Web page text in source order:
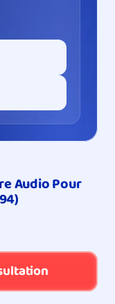
Audio Pour